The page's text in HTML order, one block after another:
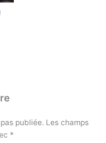
publiée. Les champs
*